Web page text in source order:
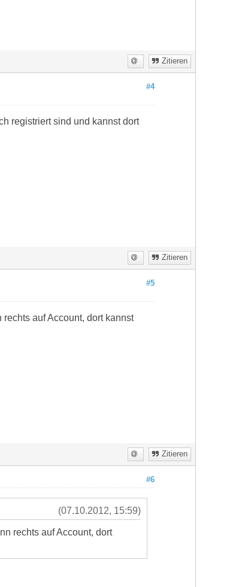
Zitieren
#4
registriert sind und kannst dort
Zitieren
#5
auf Account, dort kannst
Zitieren
#6
(07.10.2012, 15:59)
rechts auf Account, dort